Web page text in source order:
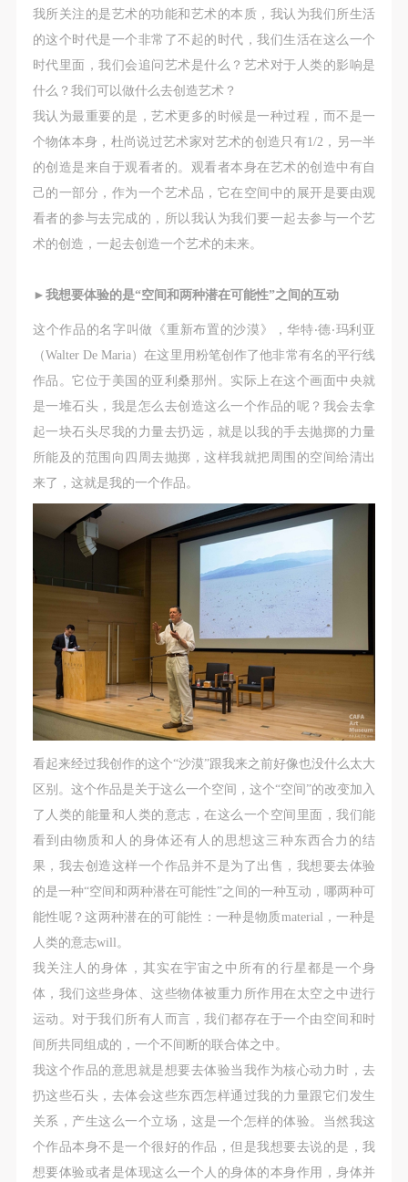
我所关注的是艺术的功能和艺术的本质，我认为我们所生活
的这个时代是一个非常了不起的时代，我们生活在这么一个
时代里面，我们会追问艺术是什么？艺术对于人类的影响是
什么？我们可以做什么去创造艺术？
我认为最重要的是，艺术更多的时候是一种过程，而不是一
个物体本身，杜尚说过艺术家对艺术的创造只有1/2，另一半
的创造是来自于观看者的。观看者本身在艺术的创造中有自
己的一部分，作为一个艺术品，它在空间中的展开是要由观
看者的参与去完成的，所以我认为我们要一起去参与一个艺
术的创造，一起去创造一个艺术的未来。
►我想要体验的是“空间和两种潜在可能性”之间的互动
这个作品的名字叫做《重新布置的沙漠》
，华特‧德‧玛利亚
（Walter De Maria）在这里用粉笔创作了他非常有名的平行线
作品。它位于美国的亚利桑那州。实际上在这个画面中央就
是一堆石头，我是怎么去创造这么一个作品的呢？我会去拿
起一块石头尽我的力量去扔远，就是以我的手去抛掷的力量
所能及的范围向四周去抛掷，这样我就把周围的空间给清出
来了，这就是我的一个作品。
看起来经过我创作的这个“沙漠”跟我来之前好像也没什么太大
区别。这个作品是关于这么一个空间，这个“空间”的改变加入
了人类的能量和人类的意志，在这么一个空间里面，我们能
看到由物质和人的身体还有人的思想这三种东西合力的结
果，我去创造这样一个作品并不是为了出售，我想要去体验
的是一种“空间和两种潜在可能性”之间的一种互动，哪两种可
能性呢？这两种潜在的可能性：一种是物质material，一种是
人类的意志will。
我关注人的身体，其实在宇宙之中所有的行星都是一个身
体，我们这些身体、这些物体被重力所作用在太空之中进行
运动。对于我们所有人而言，我们都存在于一个由空间和时
间所共同组成的，一个不间断的联合体之中。
我这个作品的意思就是想要去体验当我作为核心动力时，去
扔这些石头，去体会这些东西怎样通过我的力量跟它们发生
关系，产生这么一个立场，这是一个怎样的体验。当然我这
个作品本身不是一个很好的作品，但是我想要去说的是，我
想要体验或者是体现这么一个人的身体的本身作用，身体并
内○3由中央美术学院公共教育部策划或执行的一切活
动。
（2）、使用形式 用于中央美术学院图书出版、销售
附带光盘及宣传资料。
（3）、使用地域范围
适用地域范围包括国内和国外。
使用肖像的媒介限于不损害甲方肖像权的任何媒介
（如杂志、网络等）。
三、肖像权使用期限
永久使用。
带有甲方肖像作品的拍摄费用由乙方承担。
乙方于拍摄完带有甲方肖像的作品无需支付甲方任何
费用。
附则
（1）、本协议未尽事宜，经双方友好协商后可作为
本协议的补充协议，并不得违反相关法律法规规定。
（2）、本协议自甲乙双方签字（盖章）、勾选之日
起生效。
（3）、本协议包括纸质档和电子档，纸质档—式二
份，甲乙双方各执一份，均具有同等法律效力。
活动参与者意味着接受并承担本协议的全部义务，未
同意者意味着放弃参加此次活动的权利。凡参加这次
活动前，必须事先与自己的家属沟通，取得家属同
意，同时知晓并同意本免责声明。参加者签名/勾选
后，视作其家属也已知晓并同意。
我已认真阅读上述条款，并且同意。
内○3由中央美术学院公共教育部策划或执行的一切活
动。
（2）、使用形式 用于中央美术学院图书出版、销售
附带光盘及宣传资料。
（3）、使用地域范围
适用地域范围包括国内和国外。
使用肖像的媒介限于不损害甲方肖像权的任何媒介
（如杂志、网络等）。
三、肖像权使用期限
永久使用。
带有甲方肖像作品的拍摄费用由乙方承担。
乙方于拍摄完带有甲方肖像的作品无需支付甲方任何
费用。
附则
（1）、本协议未尽事宜，经双方友好协商后可作为
本协议的补充协议，并不得违反相关法律法规规定。
（2）、本协议自甲乙双方签字（盖章）、勾选之日
起生效。
（3）、本协议包括纸质档和电子档，纸质档—式二
份，甲乙双方各执一份，均具有同等法律效力。
活动参与者意味着接受并承担本协议的全部义务，未
同意者意味着放弃参加此次活动的权利。凡参加这次
活动前，必须事先与自己的家属沟通，取得家属同
意，同时知晓并同意本免责声明。参加者签名/勾选
后，视作其家属也已知晓并同意。
我已认真阅读上述条款，并且同意。
内○3由中央美术学院公共教育部策划或执行的一切活
动。
（2）、使用形式 用于中央美术学院图书出版、销售
附带光盘及宣传资料。
（3）、使用地域范围
适用地域范围包括国内和国外。
使用肖像的媒介限于不损害甲方肖像权的任何媒介
（如杂志、网络等）。
三、肖像权使用期限
永久使用。
带有甲方肖像作品的拍摄费用由乙方承担。
乙方于拍摄完带有甲方肖像的作品无需支付甲方任何
费用。
附则
（1）、本协议未尽事宜，经双方友好协商后可作为
本协议的补充协议，并不得违反相关法律法规规定。
（2）、本协议自甲乙双方签字（盖章）、勾选之日
起生效。
（3）、本协议包括纸质档和电子档，纸质档—式二
份，甲乙双方各执一份，均具有同等法律效力。
活动参与者意味着接受并承担本协议的全部义务，未
同意者意味着放弃参加此次活动的权利。凡参加这次
活动前，必须事先与自己的家属沟通，取得家属同
意，同时知晓并同意本免责声明。参加者签名/勾选
后，视作其家属也已知晓并同意。
我已认真阅读上述条款，并且同意。